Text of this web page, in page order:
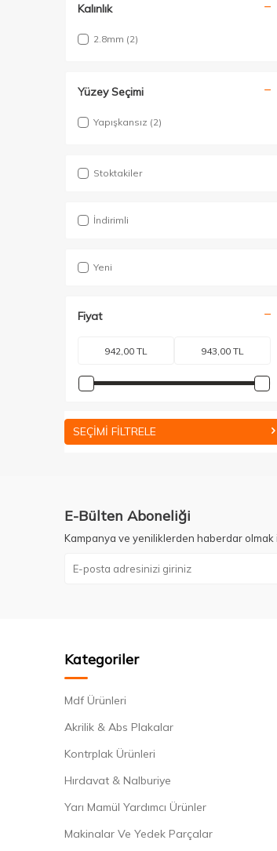
Kalınlık
2.8mm (2)
Yüzey Seçimi
Yapışkansız (2)
Stoktakiler
İndirimli
Yeni
Fiyat
SEÇIMI FILTRELE
E-Bülten Aboneliği
Kampanya ve yeniliklerden haberdar
Kategoriler
Mdf Ürünleri
Akrilik & Abs Plakalar
Kontrplak Ürünleri
Hırdavat & Nalburiye
Yarı Mamül Yardımcı Ürünler
Makinalar Ve Yedek Parçalar